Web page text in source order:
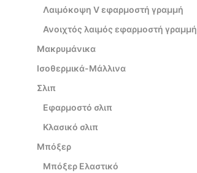
Λαιμόκοψη V εφαρμοστή γραμμή
Ανοιχτός λαιμός εφαρμοστή γραμμή
Μακρυμάνικα
Ισοθερμικά-Μάλλινα
Σλιπ
Εφαρμοστό σλιπ
Κλασικό σλιπ
Μπόξερ
Μπόξερ Ελαστικό